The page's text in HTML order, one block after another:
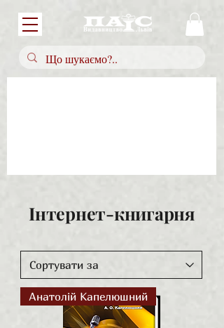
Інтернет-книгарня
Анатолій Капелюшний